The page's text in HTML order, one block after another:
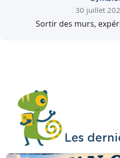
30 juillet
Sortir des murs,
Les